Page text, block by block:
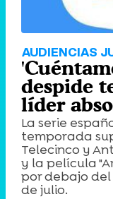
AUDIENCIAS
despide
líder
La serie
temporada
Telecinco y
y la película
por debajo del
de julio.